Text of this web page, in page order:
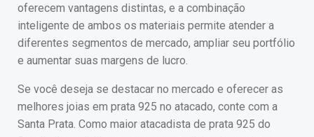
oferecem vantagens distintas, e a combinação
inteligente de ambos os materiais permite atender a
diferentes segmentos de mercado, ampliar seu portfólio
e aumentar suas margens de lucro.
Se você deseja se destacar no mercado e oferecer as
melhores joias em prata 925 no atacado, conte com a
Santa Prata. Como maior atacadista de prata 925 do